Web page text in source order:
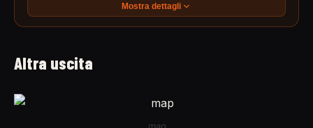
Mostra dettagli
Altra uscita
map